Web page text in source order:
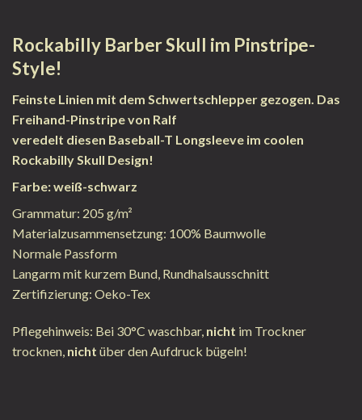
Rockabilly Barber Skull im Pinstripe-
Style!
Feinste Linien mit dem Schwertschlepper gezogen. Das
Freihand-Pinstripe von Ralf
veredelt diesen Baseball-T Longsleeve im coolen
Rockabilly Skull Design!
Farbe: weiß-schwarz
Grammatur: 205 g/m²
Materialzusammensetzung: 100% Baumwolle
Normale Passform
Langarm mit kurzem Bund, Rundhalsausschnitt
Zertifizierung: Oeko-Tex
Pflegehinweis: Bei 30°C waschbar, nicht im Trockner
trocknen, nicht über den Aufdruck bügeln!